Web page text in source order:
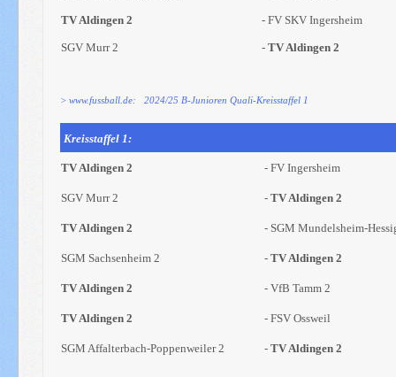
TV Aldingen 2 - FV SKV Ingersheim
SGV Murr 2 -TV Aldingen 2
> www.fussball.de: 2024/25 B-Junioren Quali-Kreisstaffel 1
Kreisstaffel 1:
TV Aldingen 2 - FV Ingersheim
SGV Murr 2 -TV Aldingen 2
TV Aldingen 2 - SGM Mundelsheim-
SGM Sachsenheim 2 -TV Aldingen 2
TV Aldingen 2 - VfB Tamm 2
TV Aldingen 2 - FSV Ossweil
SGM Affalterbach-Poppenweiler 2 -TV Aldingen 2